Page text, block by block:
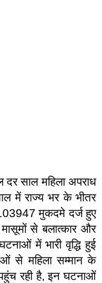
दर साल महिला अपराध
में राज्य भर के भीतर
मुकदमे दर्ज हुए
मासूमों से बलात्कार और
में भारी वृद्धि हुई
से महिला सम्मान के
रही है, इन घटनाओं